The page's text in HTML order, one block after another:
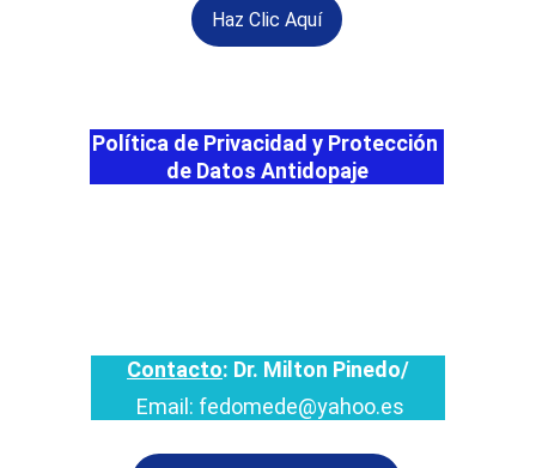
Política de Privacidad y Protección
de Datos Antidopaje
Haz Clic Aquí
Contacto: Dr. Milton Pinedo/
Email: fedomede@yahoo.es